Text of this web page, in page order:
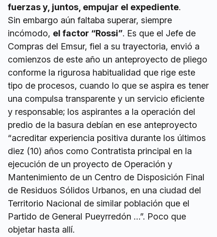
fuerzas y, juntos, empujar el expediente.
Sin embargo aún faltaba superar, siempre
incómodo, el factor “Rossi”. Es que el Jefe de
Compras del Emsur, fiel a su trayectoria, envió a
comienzos de este año un anteproyecto de pliego
conforme la rigurosa habitualidad que rige este
tipo de procesos, cuando lo que se aspira es tener
una compulsa transparente y un servicio eficiente
y responsable; los aspirantes a la operación del
predio de la basura debían en ese anteproyecto
“acreditar experiencia positiva durante los últimos
diez (10) años como Contratista principal en la
ejecución de un proyecto de Operación y
Mantenimiento de un Centro de Disposición Final
de Residuos Sólidos Urbanos, en una ciudad del
Territorio Nacional de similar población que el
Partido de General Pueyrredón …”. Poco que
objetar hasta allí.